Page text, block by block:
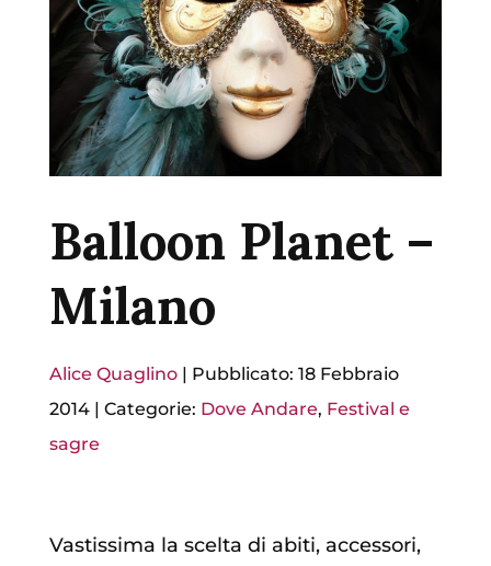
Balloon Planet –
Milano
Alice Quaglino| Pubblicato: 18 Febbraio
2014| Categorie: Dove Andare, Festival e
sagre
Vastissima la scelta di abiti, accessori,